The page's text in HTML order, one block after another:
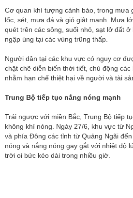
Cơ quan khí tượng cảnh báo, trong mưa
lốc, sét, mưa đá và gió giật mạnh. Mưa
quét trên các sông, suối nhỏ, sạt lở đất
ngập úng tại các vùng trũng thấp.
Người dân tại các khu vực có nguy cơ
chặt chẽ diễn biến thời tiết, chủ động
nhằm hạn chế thiệt hại về người và tài
Trung Bộ tiếp tục nắng nóng mạnh
Trái ngược với miền Bắc, Trung Bộ tiếp
không khí nóng. Ngày 27/6, khu vực từ
và phía Đông các tỉnh từ Quảng Ngãi
nóng và nắng nóng gay gắt với nhiệt độ
trời oi bức kéo dài trong nhiều giờ.